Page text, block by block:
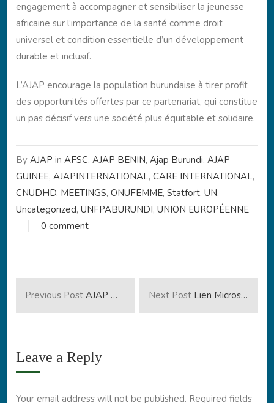
engagement à accompagner et sensibiliser la jeunesse
africaine sur l’importance de la santé comme droit
universel et condition essentielle d’un développement
durable et inclusif.
L’AJAP encourage la population burundaise à tirer profit
des opportunités offertes par ce partenariat, qui constitue
un pas décisif vers une société plus équitable et solidaire.
By AJAP in AFSC,AJAP BENIN,Ajap Burundi,AJAP
GUINEE,AJAPINTERNATIONAL,CARE INTERNATIONAL,
CNUDHD, MEETINGS,ONUFEMME,Statfort,UN,
Uncategorized,UNFPABURUNDI,UNION EUROPÉENNE
0 comment
Previous Post AJAP welcomes the honorary distinction awarded to the President of the Republic of Burundi in Guinea-Bissau. Next PostLien Microsoft Teams pour le suivi à distance de l’Assemblée Générale AJAP 2026
Leave a Reply
Your email address will not be published. Required fields